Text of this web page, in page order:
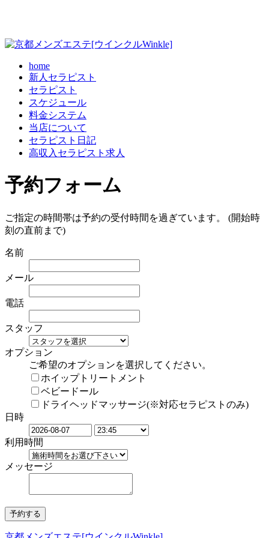
home
新人セラピスト
セラピスト
スケジュール
料金システム
当店について
セラピスト日記
高収入セラピスト求人
予約フォーム
ご指定の時間帯は予約の受付時間を過ぎています。 (開始時
刻の直前まで)
名前
メール
電話
スタッフ
オプション
ご希望のオプションを選択してください。
ホイップトリートメント
ベビードール
ドライヘッドマッサージ(※対応セラピストのみ)
日時
利用時間
メッセージ